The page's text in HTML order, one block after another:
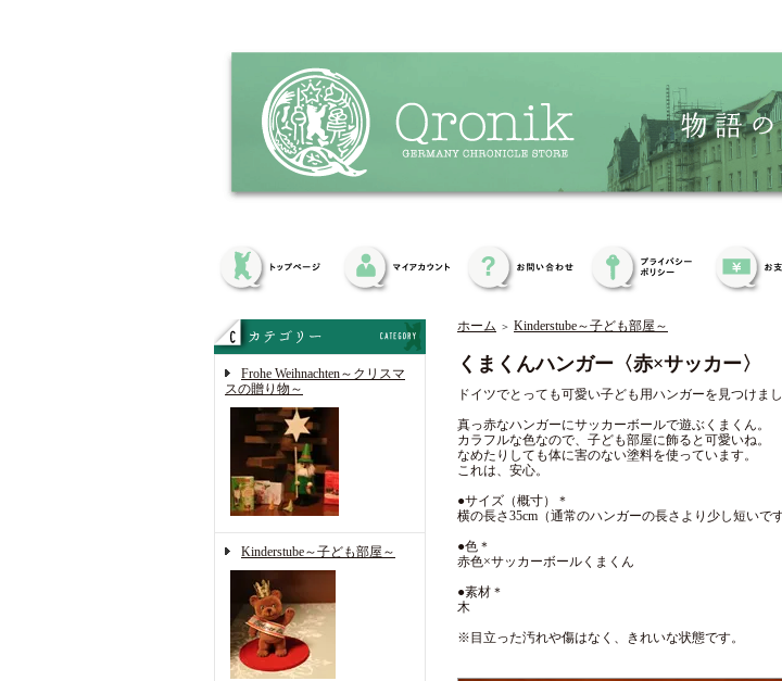
Frohe Weihnachten～クリスマ
スの贈り物～
Kinderstube～子ども部屋～
ホーム ＞ Kinderstube～子ども部屋～
くまくんハンガー〈赤×サッカー〉
ドイツでとっても可愛い子ども用ハンガーを見つけまし
真っ赤なハンガーにサッカーボールで遊ぶくまくん。
カラフルな色なので、子ども部屋に飾ると可愛いね。
なめたりしても体に害のない塗料を使っています。
これは、安心。
●サイズ（概寸）＊
横の長さ35cm（通常のハンガーの長さより少し短いです
●色＊
赤色×サッカーボールくまくん
●素材＊
木
※目立った汚れや傷はなく、きれいな状態です。